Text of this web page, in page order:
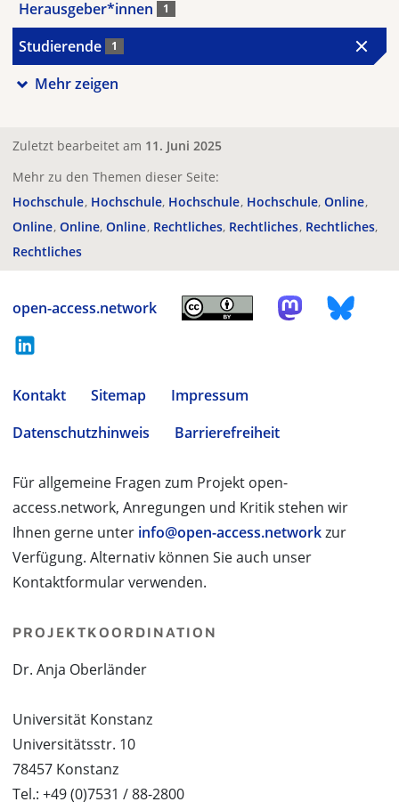
Herausgeber*innen 1
Studierende 1
Mehr zeigen
Zuletzt bearbeitet am 11. Juni 2025
Mehr zu den Themen dieser Seite:
Hochschule Hochschule Hochschule Hochschule Online
Online Online Online Rechtliches Rechtliches Rechtliches
Rechtliches
open-access.network
Kontakt Sitemap
Impressum
Datenschutzhinweis
Barrierefreiheit
Für allgemeine Fragen zum Projekt open-
access.network, Anregungen und Kritik stehen wir
Ihnen gerne unter info@open-access.networkzur
Verfügung. Alternativ können Sie auch unser
Kontaktformular verwenden.
PROJEKTKOORDINATION
Dr. Anja Oberländer
Universität Konstanz
Universitätsstr. 10
78457 Konstanz
Tel.: +49 (0)7531 / 88-2800